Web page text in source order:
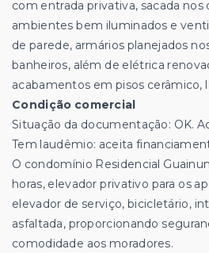
com entrada privativa, sacada
ambientes bem iluminados e
de parede, armários planejados
banheiros, além de elétrica
acabamentos em pisos cerâmico,
Condição comercial
Situação da documentação: OK.
Tem laudêmio: aceita
O condomínio Residencial
horas, elevador privativo para os
elevador de serviço, bicicletário,
asfaltada, proporcionando
comodidade aos moradores.